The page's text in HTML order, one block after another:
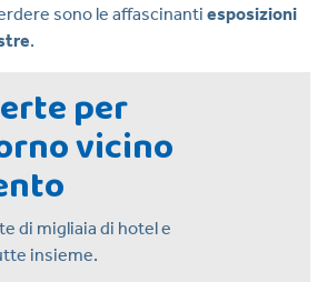
sono le affascinanti esposizioni
.
per
vicino
di migliaia di hotel e
insieme.